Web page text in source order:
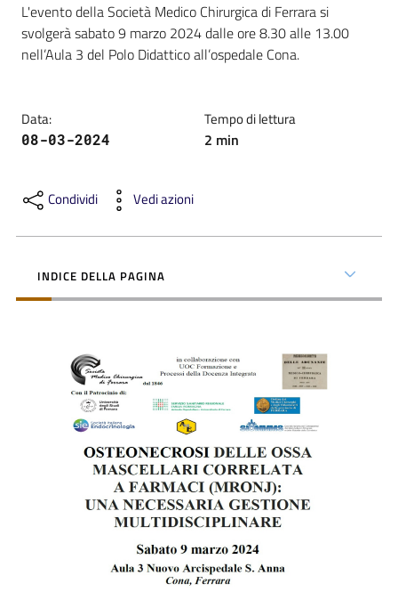
C
a
r
a
d
e
S
r
z
L'evento della Società Medico Chirurgica di Ferrara si
svolgerà sabato 9 marzo 2024 dalle ore 8.30 alle 13.00
nell’Aula 3 del Polo Didattico all’ospedale Cona.
Data:
08-03-2024
Tempo di lettura
2 min
Condividi Vedi azioni
INDICE DELLA PAGINA